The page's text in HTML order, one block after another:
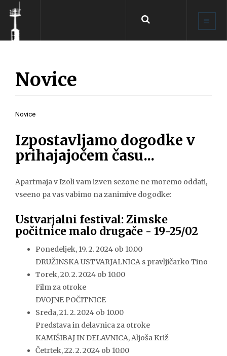
Novice
Novice
Izpostavljamo dogodke v
prihajajočem času...
Apartmaja v Izoli vam izven sezone ne moremo oddati,
vseeno pa vas vabimo na zanimive dogodke:
Ustvarjalni festival: Zimske
počitnice malo drugače - 19-25/02
Ponedeljek, 19. 2. 2024 ob 10.00
DRUŽINSKA USTVARJALNICA s pravljičarko Tino
Torek, 20. 2. 2024 ob 10.00
Film za otroke
DVOJNE POČITNICE
Sreda, 21. 2. 2024 ob 10.00
Predstava in delavnica za otroke
KAMIŠIBAJ IN DELAVNICA, Aljoša Križ
Četrtek, 22. 2. 2024 ob 10.00